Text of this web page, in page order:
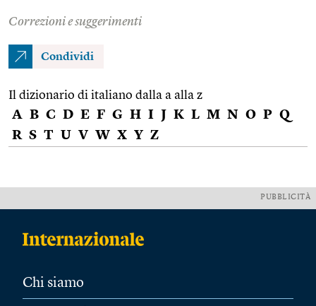
Correzioni e suggerimenti
Condividi
Il dizionario di italiano dalla a alla z
A B C D E F G H I J K L M N O P Q
R S T U V W X Y Z
PUBBLICITÀ
Chi siamo